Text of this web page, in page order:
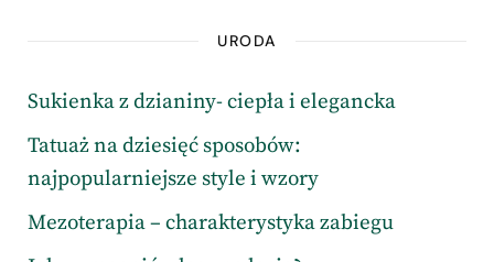
URODA
Sukienka z dzianiny- ciepła i elegancka
Tatuaż na dziesięć sposobów:
najpopularniejsze style i wzory
Mezoterapia – charakterystyka zabiegu